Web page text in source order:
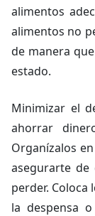
alimentos
alimentos no
de manera
estado.
Minimizar el
ahorrar
Organízalos
asegurarte de
perder.
la despensa